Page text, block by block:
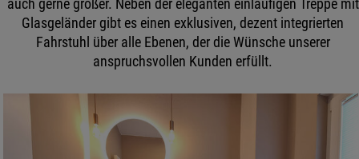
auch gerne größer. Neben der eleganten einläufigen Treppe mit
Glasgeländer gibt es einen exklusiven, dezent integrierten
Fahrstuhl über alle Ebenen, der die Wünsche unserer
anspruchsvollen Kunden erfüllt.